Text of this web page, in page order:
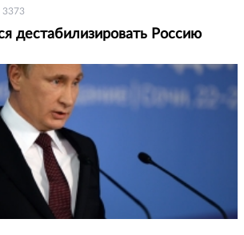
3373
дестабилизировать Россию